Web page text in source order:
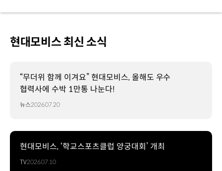
현대모비스 최신 소식
“무더위 함께 이겨요” 현대모비스, 올해도 우수
협력사에 수박 1만통 나눈다!
뉴스2026.07.20
현대모비스, ‘학교스포츠클럽 양궁대회’ 개최
TV2026.07.10